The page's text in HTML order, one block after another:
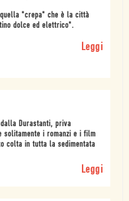
"crepa" che è la città
dolce ed elettrico".
Leggi
Durastanti, priva
solitamente i romanzi e i film
colta in tutta la sedimentata
Leggi